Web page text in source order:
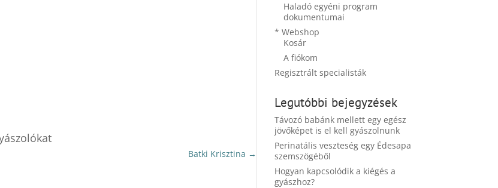
Batki Krisztina →
Haladó egyéni program
dokumentumai
* Webshop
Kosár
A fiókom
Regisztrált specialisták
Legutóbbi bejegyzések
Távozó babánk mellett egy egész
jövőképet is el kell gyászolnunk
Perinatális veszteség egy Édesapa
szemszögéből
Hogyan kapcsolódik a kiégés a
gyászhoz?